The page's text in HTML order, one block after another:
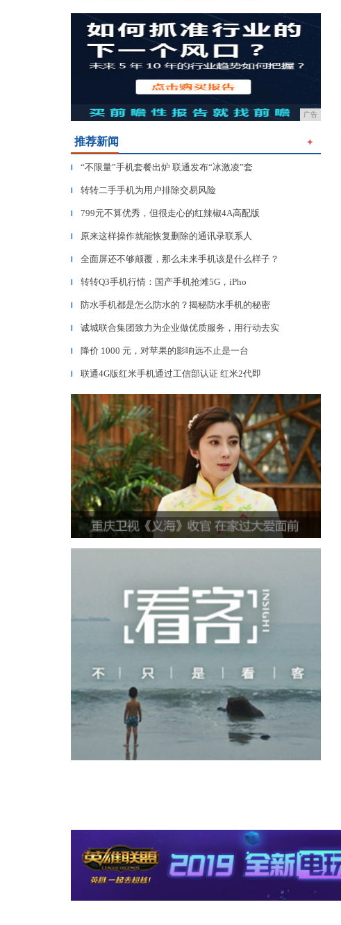
广告
推荐新闻 ＋
▎ “不限量”手机套餐出炉 联通发布“冰激凌”套
▎ 转转二手手机为用户排除交易风险
▎ 799元不算优秀，但很走心的红辣椒4A高配版
▎ 原来这样操作就能恢复删除的通讯录联系人
▎ 全面屏还不够颠覆，那么未来手机该是什么样子？
▎ 转转Q3手机行情：国产手机抢滩5G，iPho
▎ 防水手机都是怎么防水的？揭秘防水手机的秘密
▎ 诚城联合集团致力为企业做优质服务，用行动去实
▎ 降价 1000 元，对苹果的影响远不止是一台
▎ 联通4G版红米手机通过工信部认证 红米2代即